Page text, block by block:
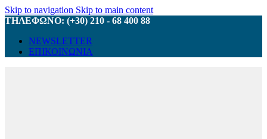
Skip to navigation Skip to main content
ΤΗΛΕΦΩΝΟ: (+30) 210 - 68 400 88
NEWSLETTER
ΕΠΙΚΟΙΝΩΝΙΑ